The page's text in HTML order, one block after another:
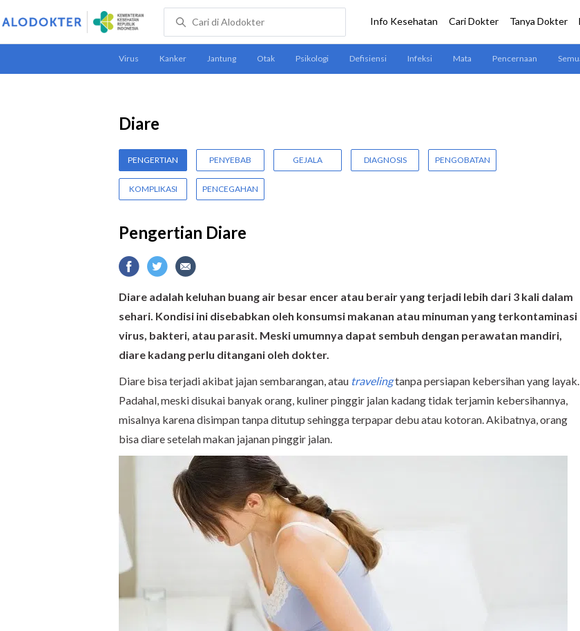
Diare
PENGERTIAN PENYEBAB GEJALA DIAGNOSIS PENGOBATAN
KOMPLIKASI PENCEGAHAN
Pengertian Diare
Diare adalah keluhan buang air besar encer atau berair yang terjadi lebih dari 3 kali dalam
sehari. Kondisi ini disebabkan oleh konsumsi makanan atau minuman yang terkontaminasi
virus, bakteri, atau parasit. Meski umumnya dapat sembuh dengan perawatan mandiri,
diare kadang perlu ditangani oleh dokter.
Diare bisa terjadi akibat jajan sembarangan, atau travelingtanpa persiapan kebersihan yang layak.
Padahal, meski disukai banyak orang, kuliner pinggir jalan kadang tidak terjamin kebersihannya,
misalnya karena disimpan tanpa ditutup sehingga terpapar debu atau kotoran. Akibatnya, orang
bisa diare setelah makan jajanan pinggir jalan.